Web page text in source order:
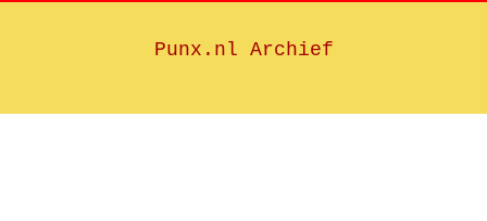
Punx.nl Archief